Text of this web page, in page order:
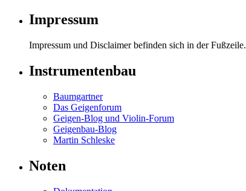
Impressum
Impressum und Disclaimer befinden sich in der Fußzeile.
Instrumentenbau
Baumgartner
Das Geigenforum
Geigen-Blog und Violin-Forum
Geigenbau-Blog
Martin Schleske
Noten